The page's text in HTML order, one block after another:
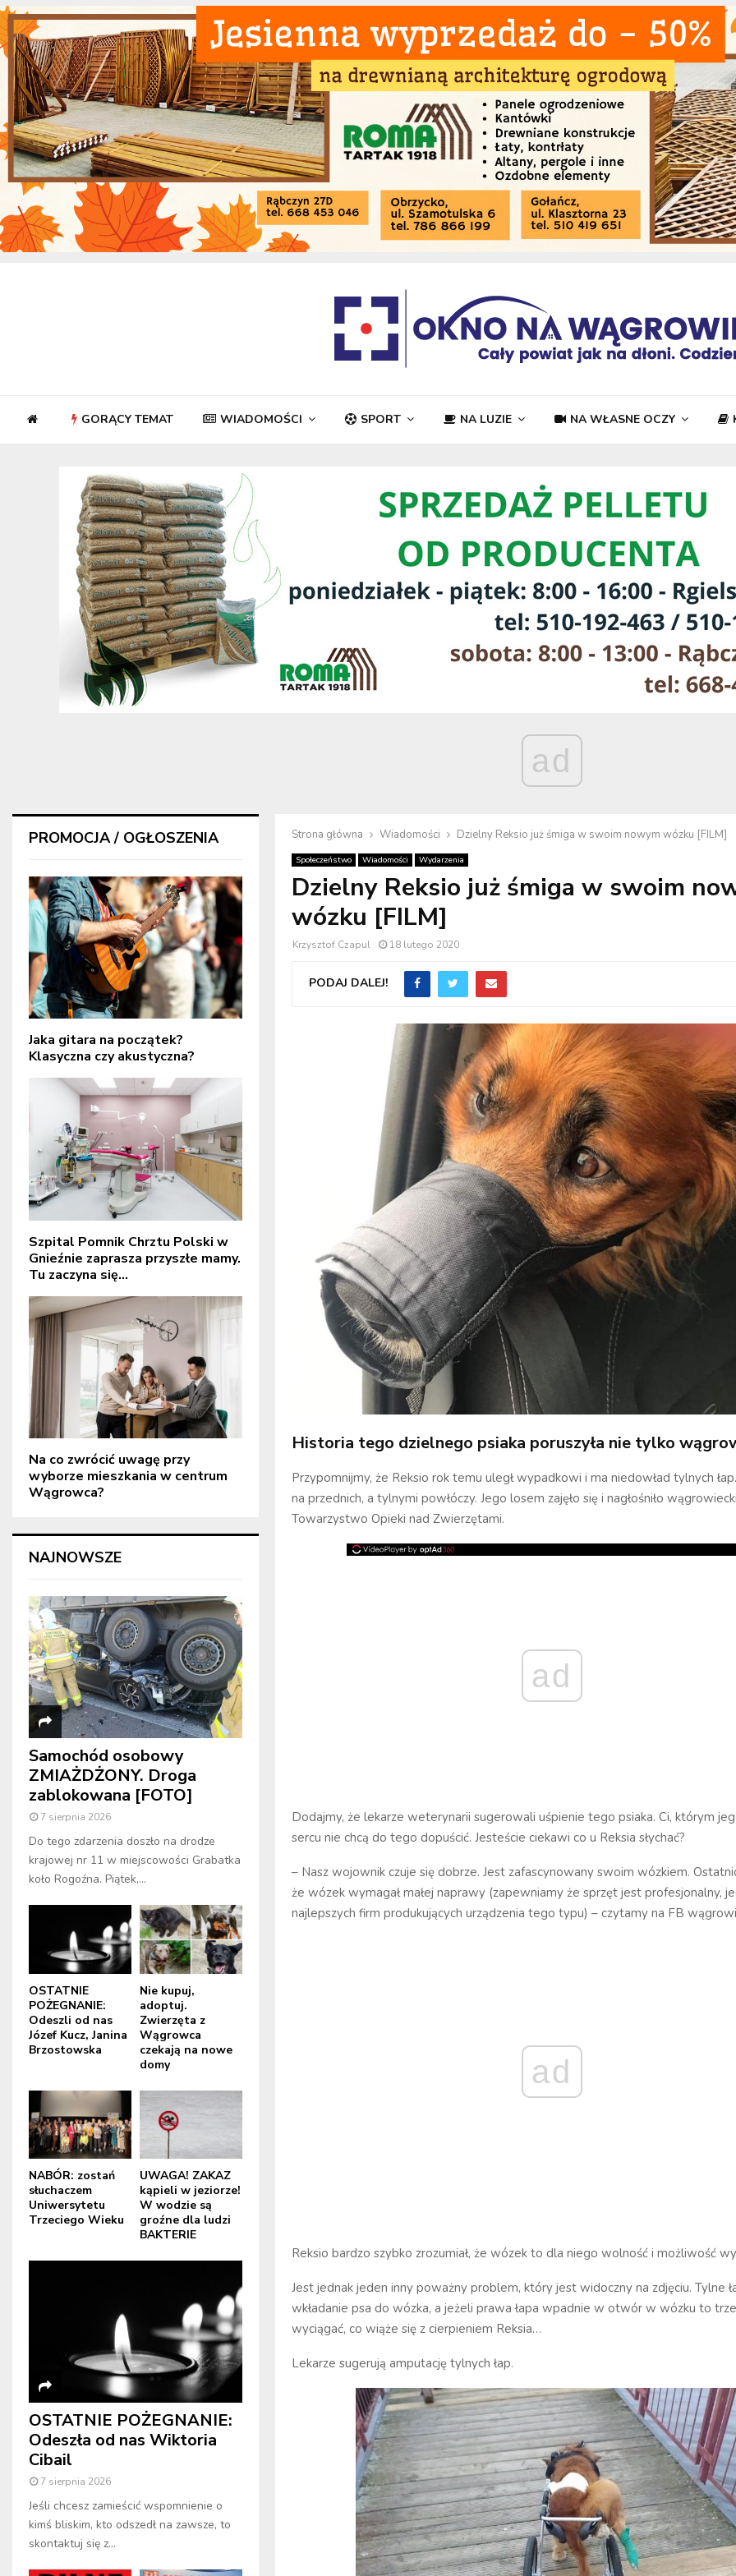
GORĄCY TEMAT WIADOMOŚCI SPORT NA LUZIE NA WŁASNE OCZY
ad
Strona główna Wiadomości Dzielny Reksio już śmiga w swoim nowym wózku [FILM]
Społeczeństwo Wiadomości Wydarzenia
Dzielny Reksio już śmiga w swoim
wózku [FILM]
Krzysztof Czapul 18 lutego 2020
PODAJ DALEJ!
Historia tego dzielnego psiaka poruszyła nie tylko
Przypomnijmy, że Reksio rok temu uległ wypadkowi i ma niedowład tylnych
na przednich, a tylnymi powłóczy. Jego losem zajęło się i nagłośniło
Towarzystwo Opieki nad Zwierzętami.
ad
Dodajmy, że lekarze weterynarii sugerowali uśpienie tego psiaka. Ci, którym
sercu nie chcą do tego dopuścić. Jesteście ciekawi co u Reksia słychać?
– Nasz wojownik czuje się dobrze. Jest zafascynowany swoim wózkiem.
że wózek wymagał małej naprawy (zapewniamy że sprzęt jest profesjonalny,
najlepszych firm produkujących urządzenia tego typu) – czytamy na FB
ad
Reksio bardzo szybko zrozumiał, że wózek to dla niego wolność i możliwość
Jest jednak jeden inny poważny problem, który jest widoczny na zdjęciu. Tylne
wkładanie psa do wózka, a jeżeli prawa łapa wpadnie w otwór w wózku to
wyciągać, co wiąże się z cierpieniem Reksia…
Lekarze sugerują amputację tylnych łap.
PROMOCJA / OGŁOSZENIA
Jaka gitara na początek?
Klasyczna czy akustyczna?
Szpital Pomnik Chrztu Polski w
Gnieźnie zaprasza przyszłe mamy.
Tu zaczyna się...
Na co zwrócić uwagę przy
wyborze mieszkania w centrum
Wągrowca?
NAJNOWSZE
Samochód osobowy
ZMIAŻDŻONY. Droga
zablokowana [FOTO]
7 sierpnia 2026
Do tego zdarzenia doszło na drodze
krajowej nr 11 w miejscowości Grabatka
koło Rogoźna. Piątek,...
OSTATNIE
POŻEGNANIE:
Odeszli od nas
Józef Kucz, Janina
Brzostowska
Nie kupuj,
adoptuj.
Zwierzęta z
Wągrowca
czekają na nowe
domy
NABÓR: zostań
słuchaczem
Uniwersytetu
Trzeciego Wieku
UWAGA! ZAKAZ
kąpieli w jeziorze!
W wodzie są
groźne dla ludzi
BAKTERIE
OSTATNIE POŻEGNANIE:
Odeszła od nas Wiktoria
Cibail
7 sierpnia 2026
Jeśli chcesz zamieścić wspomnienie o
kimś bliskim, kto odszedł na zawsze, to
skontaktuj się z...